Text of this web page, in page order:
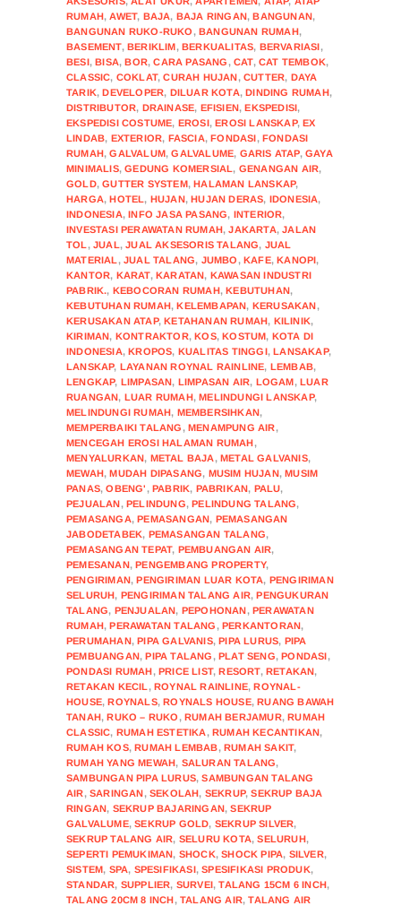
RUMAH,AWET, BAJA, BAJA RINGAN,BANGUNAN,
BANGUNAN RUKO-RUKO ,BANGUNAN RUMAH,
BASEMENT,BERIKLIM,BERKUALITAS, BERVARIASI,
BESI,BISA,BOR,CARA PASANG ,CAT,CAT TEMBOK,
CLASSIC, COKLAT,CURAH HUJAN,CUTTER, DAYA
TARIK,DEVELOPER, DILUAR KOTA,DINDING RUMAH,
DISTRIBUTOR, DRAINASE, EFISIEN,EKSPEDISI,
EKSPEDISI COSTUME, EROSI,EROSI LANSKAP,EX
LINDAB, EXTERIOR, FASCIA,FONDASI,FONDASI
RUMAH,GALVALUM,GALVALUME, GARIS ATAP,GAYA
MINIMALIS,GEDUNG KOMERSIAL, GENANGAN AIR,
GOLD,GUTTER SYSTEM,HALAMAN LANSKAP,
HARGA,HOTEL, HUJAN,HUJAN DERAS, IDONESIA,
INDONESIA,INFO JASA PASANG, INTERIOR,
INVESTASI PERAWATAN RUMAH,JAKARTA,JALAN
TOL ,JUAL,JUAL AKSESORIS TALANG, JUAL
MATERIAL ,JUAL TALANG, JUMBO ,KAFE,KANOPI,
KANTOR, KARAT,KARATAN, KAWASAN INDUSTRI
PABRIK., KEBOCORAN RUMAH,KEBUTUHAN,
KEBUTUHAN RUMAH,KELEMBAPAN, KERUSAKAN,
KERUSAKAN ATAP,KETAHANAN RUMAH, KILINIK,
KIRIMAN, KONTRAKTOR,KOS,KOSTUM, KOTA DI
INDONESIA,KROPOS, KUALITAS TINGGI,LANSAKAP,
LANSKAP, LAYANAN ROYNAL RAINLINE, LEMBAB,
LENGKAP, LIMPASAN, LIMPASAN AIR, LOGAM,LUAR
RUANGAN, LUAR RUMAH,MELINDUNGI LANSKAP,
MELINDUNGI RUMAH, MEMBERSIHKAN,
MEMPERBAIKI TALANG ,MENAMPUNG AIR,
MENCEGAH EROSI HALAMAN RUMAH,
MENYALURKAN, METAL BAJA,METAL GALVANIS,
MEWAH,MUDAH DIPASANG, MUSIM HUJAN,MUSIM
PANAS,OBENG' ,PABRIK, PABRIKAN, PALU,
PEJUALAN,PELINDUNG,PELINDUNG TALANG,
PEMASANGA,PEMASANGAN, PEMASANGAN
JABODETABEK, PEMASANGAN TALANG,
PEMASANGAN TEPAT, PEMBUANGAN AIR,
PEMESANAN,PENGEMBANG PROPERTY,
PENGIRIMAN,PENGIRIMAN LUAR KOTA, PENGIRIMAN
SELURUH, PENGIRIMAN TALANG AIR,PENGUKURAN
TALANG, PENJUALAN, PEPOHONAN,PERAWATAN
RUMAH,PERAWATAN TALANG ,PERKANTORAN,
PERUMAHAN,PIPA GALVANIS,PIPA LURUS, PIPA
PEMBUANGAN,PIPA TALANG ,PLAT SENG,PONDASI,
PONDASI RUMAH,PRICE LIST,RESORT,RETAKAN,
RETAKAN KECIL ,ROYNAL RAINLINE,ROYNAL-
HOUSE,ROYNALS,ROYNALS HOUSE,RUANG BAWAH
TANAH,RUKO – RUKO ,RUMAH BERJAMUR,RUMAH
CLASSIC, RUMAH ESTETIKA,RUMAH KECANTIKAN,
RUMAH KOS,RUMAH LEMBAB,RUMAH SAKIT,
RUMAH YANG MEWAH, SALURAN TALANG,
SAMBUNGAN PIPA LURUS,SAMBUNGAN TALANG
AIR,SARINGAN,SEKOLAH, SEKRUP,SEKRUP BAJA
RINGAN, SEKRUP BAJARINGAN,SEKRUP
GALVALUME,SEKRUP GOLD, SEKRUP SILVER,
SEKRUP TALANG AIR, SELURU KOTA,SELURUH,
SEPERTI PEMUKIMAN, SHOCK,SHOCK PIPA, SILVER,
SISTEM, SPA, SPESIFIKASI,SPESIFIKASI PRODUK,
STANDAR, SUPPLIER, SURVEI,TALANG 15CM 6 INCH,
TALANG 20CM 8 INCH,TALANG AIR,TALANG AIR